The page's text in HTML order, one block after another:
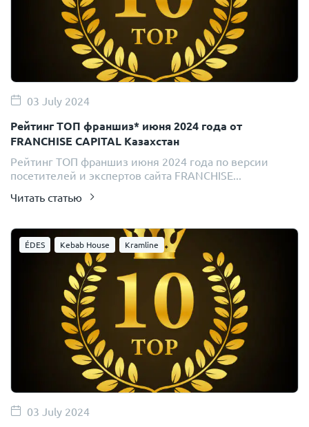
03 July 2024
Рейтинг ТОП франшиз* июня 2024 года от
FRANCHISE CAPITAL Казахстан
Рейтинг ТОП франшиз июня 2024 года по версии
посетителей и экспертов сайта FRANCHISE...
Читать статью
ÉDES Kebab House Kramline
03 July 2024